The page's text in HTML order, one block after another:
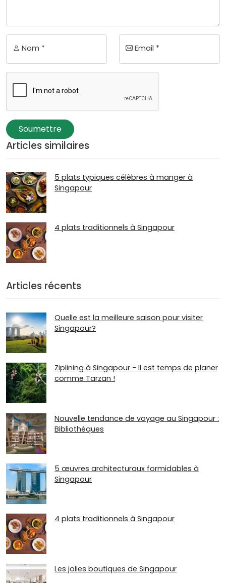
Nom * Email *
Soumettre
Articles similaires
5 plats typiques célèbres à manger à
Singapour
4 plats traditionnels à Singapour
Articles récents
Quelle est la meilleure saison pour visiter
Singapour?
Ziplining à Singapour - Il est temps de planer
comme Tarzan !
Nouvelle tendance de voyage au Singapour :
Bibliothèques
5 œuvres architecturaux formidables à
Singapour
4 plats traditionnels à Singapour
Les jolies boutiques de Singapour